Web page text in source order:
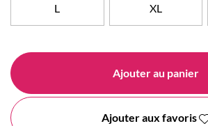
L XL
Ajouter au panier
Ajouter aux favoris